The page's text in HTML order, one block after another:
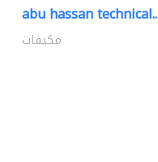
abu hassan technical..
مكيفات